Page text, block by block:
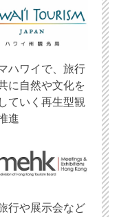
ハワイで、旅行
に自然や文化を
ていく再生型観
進
行や展示会など